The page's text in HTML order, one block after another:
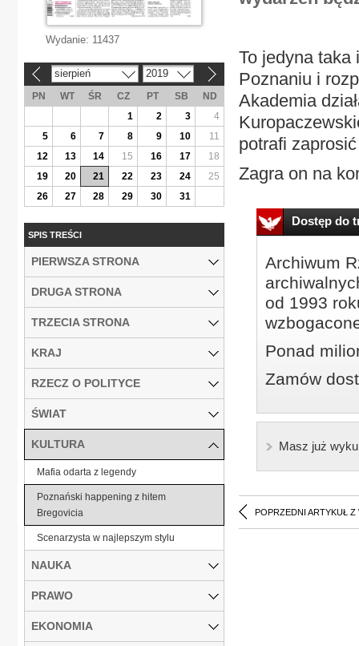
To jedyna taka
Poznaniu i
Akademia
potrafi
Zagra on na
Dostęp do
Archiwum
od 1993
Ponad
Zamów
Masz już
POPRZEDNI ARTYKUŁ Z
Wydanie: 11437
sierpień 2019
PN WT ŚR CZ PT SB
ND
1
2 3
4
5
6 7 8 9 10
11
12
13 14 15 16 17
18
19
20 21 22 23 24
25
26
27 28 29 30 31
SPIS TREŚCI
PIERWSZA STRONA
DRUGA STRONA
TRZECIA STRONA
KRAJ
RZECZ O POLITYCE
ŚWIAT
KULTURA
Mafia odarta z legendy
Poznański happening z hitem
Bregovicia
Scenarzysta w najlepszym stylu
NAUKA
PRAWO
EKONOMIA